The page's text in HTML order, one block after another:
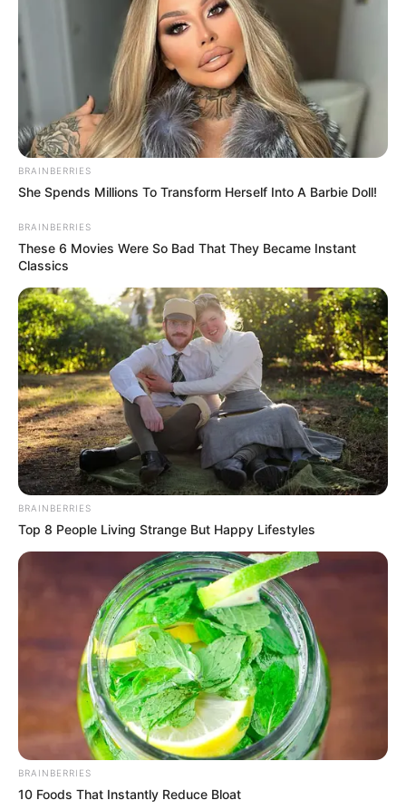
TAGS
ΕΥΒΟΙΑ
ΣΠΙΤΙ
BRAINBERRIES
She Spends Millions To Transform Herself Into A Barbie Doll!
BRAINBERRIES
These 6 Movies Were So Bad That They Became Instant
Classics
BRAINBERRIES
Top 8 People Living Strange But Happy Lifestyles
BRAINBERRIES
10 Foods That Instantly Reduce Bloat